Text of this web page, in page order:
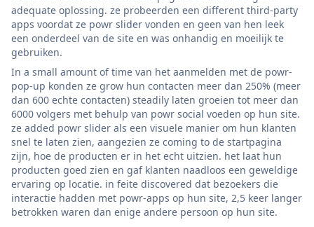
adequate oplossing. ze probeerden een different third-party
apps voordat ze powr slider vonden en geen van hen leek
een onderdeel van de site en was onhandig en moeilijk te
gebruiken.
In a small amount of time van het aanmelden met de powr-
pop-up konden ze grow hun contacten meer dan 250% (meer
dan 600 echte contacten) steadily laten groeien tot meer dan
6000 volgers met behulp van powr social voeden op hun site.
ze added powr slider als een visuele manier om hun klanten
snel te laten zien, aangezien ze coming to de startpagina
zijn, hoe de producten er in het echt uitzien. het laat hun
producten goed zien en gaf klanten naadloos een geweldige
ervaring op locatie. in feite discovered dat bezoekers die
interactie hadden met powr-apps op hun site, 2,5 keer langer
betrokken waren dan enige andere persoon op hun site.